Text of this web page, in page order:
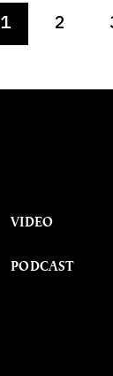
1 2
VIDEO
PODCAST